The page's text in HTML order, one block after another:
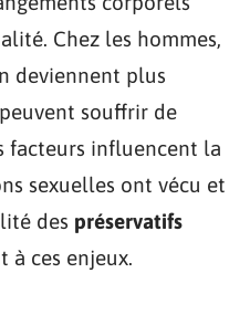
Chez les hommes,
deviennent plus
souffrir de
facteurs influencent la
sexuelles ont vécu et
des préservatifs
à ces enjeux.